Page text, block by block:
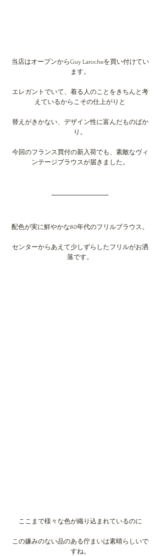
当店はオープンからGuy Larocheを買い付けてい
ます。
エレガントでいて、着る人のことをきちんと考
えているからこその仕上がりと
替えがきかない、デザイン性に富んだものばか
り。
今回のフランス買付の新入荷でも、素敵なヴィ
ンテージブラウスが届きました。
配色が実に鮮やかな80年代のフリルブラウス。
センターからあえて少しずらしたフリルがお洒
落です。
ここまで様々な色が織り込まれているのに
この嫌みのない品のある佇まいは素晴らしいで
すね。